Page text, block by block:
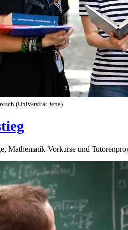
(Universität Jena)
Mathematik-Vorkurse und